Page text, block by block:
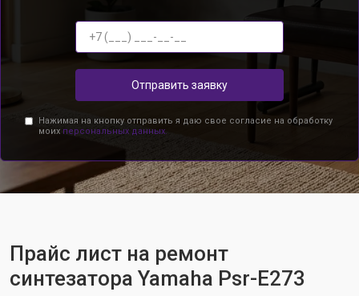
Отправить заявку
Нажимая на кнопку отправить я даю свое согласие на обработку
моих персональных данных.
Прайс лист на ремонт
синтезатора Yamaha Psr-E273